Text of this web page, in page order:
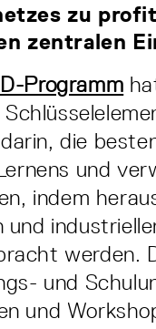
zu
zentralen
Programm
die
und
indem
und
werden.
und
und